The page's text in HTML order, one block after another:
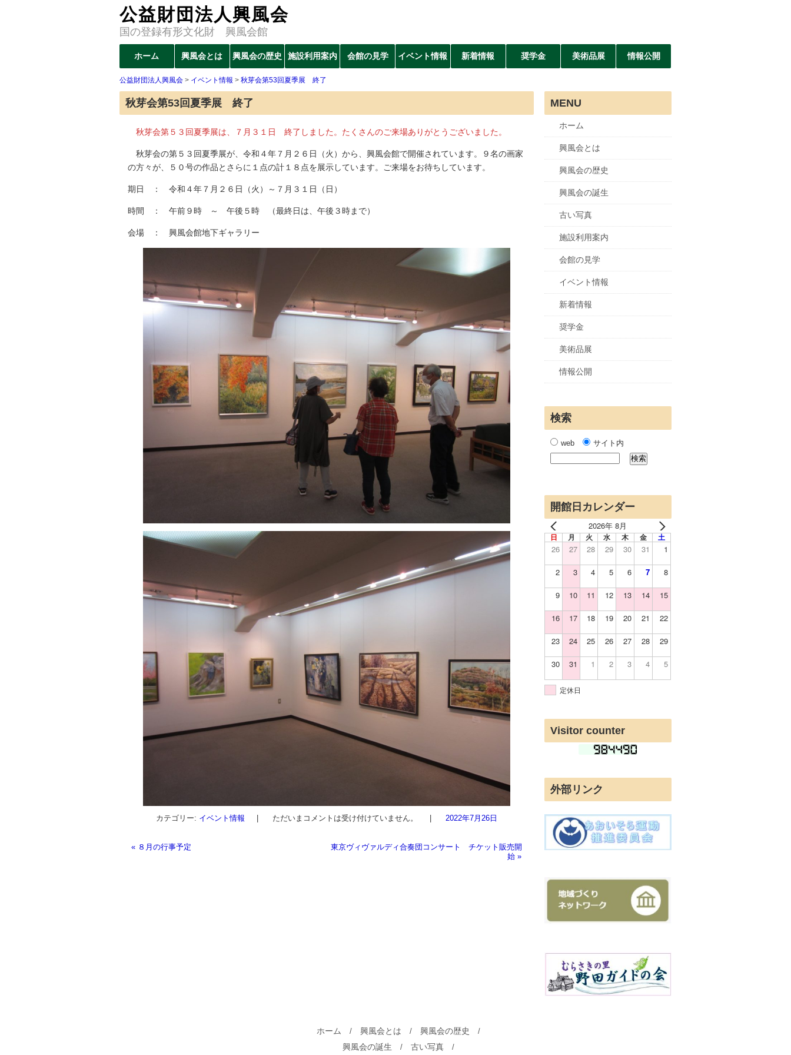
公益財団法人興風会
国の登録有形文化財 興風会館
メインメニュー
ン
テ
ン
ホーム 興風会とは 興風会の歴史 施設利用案内 会館の見学 イベント情報 新着情報 奨学金 美術品展 情報公開
公益財団法人興風会 > イベント情報 > 秋芽会第53回夏季展 終了
秋芽会第53回夏季展 終了
秋芽会第５３回夏季展は、７月３１日 終了しました。たくさんのご来場ありがとうございました。
秋芽会の第５３回夏季展が、令和４年７月２６日（火）から、興風会館で開催されています。９名の画家
の方々が、５０号の作品とさらに１点の計１８点を展示しています。ご来場をお待ちしています。
期日 ： 令和４年７月２６日（火）～７月３１日（日）
時間 ： 午前９時 ～ 午後５時 （最終日は、午後３時まで）
会場 ： 興風会館地下ギャラリー
カテゴリー: イベント情報 ただいまコメントは受け付けていません。 2022年7月26日
« ８月の行事予定 東京ヴィヴァルディ合奏団コンサート チケット販売開
始»
MENU
ホーム
興風会とは
興風会の歴史
興風会の誕生
古い写真
施設利用案内
会館の見学
イベント情報
新着情報
奨学金
美術品展
情報公開
検索
web サイト内
開館日カレンダー
2026年 8月
日 月 火 水 木 金 土
26 27 28 29 30 31 1
2 3 4 5 6 7 8
9 10 11 12 13 14 15
16 17 18 19 20 21 22
23 24 25 26 27 28 29
30 31 1 2 3 4 5
定休日
Visitor counter
外部リンク
ホーム / 興風会とは / 興風会の歴史 /
興風会の誕生 / 古い写真 /